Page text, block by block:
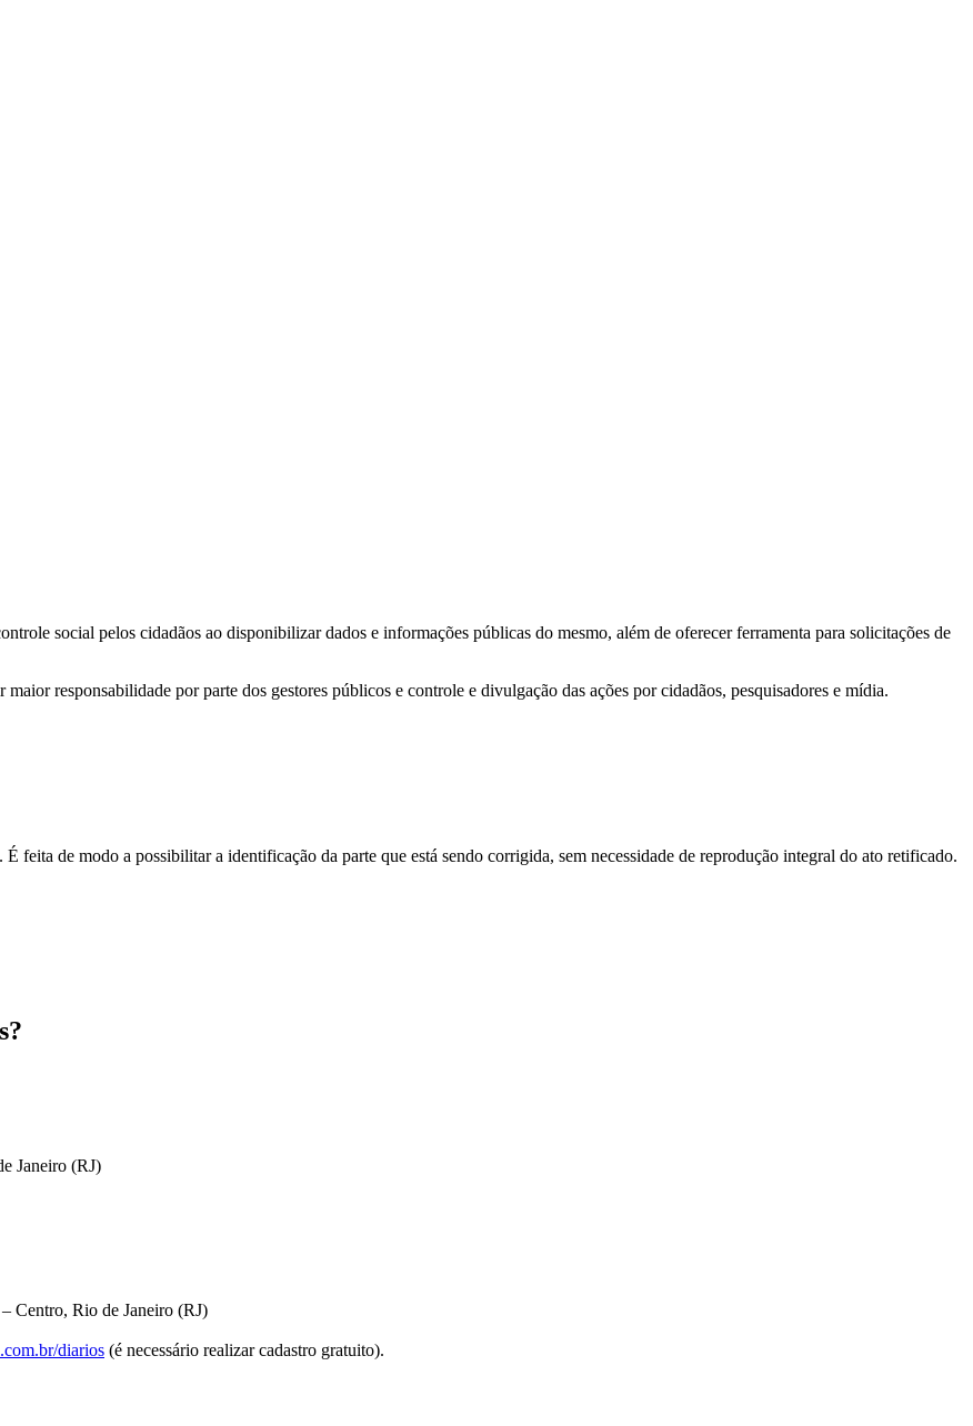
social pelos cidadãos ao disponibilizar dados e informações públicas do mesmo, além de oferecer ferramenta para solicitações de
responsabilidade por parte dos gestores públicos e controle e divulgação das ações por cidadãos, pesquisadores e mídia.
feita de modo a possibilitar a identificação da parte que está sendo corrigida, sem necessidade de reprodução integral do ato retificado.
Janeiro (RJ)
Centro, Rio de Janeiro (RJ)
diarios (é necessário realizar cadastro gratuito).